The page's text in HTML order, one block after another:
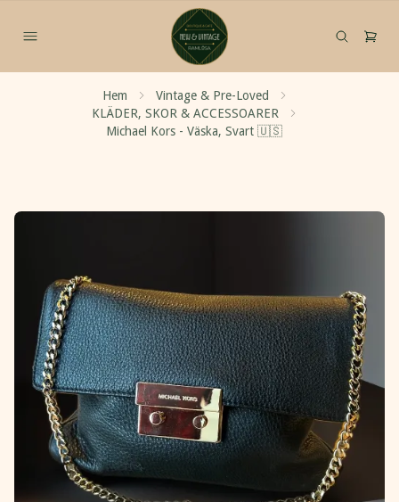
Hem
Vintage & Pre-Loved
KLÄDER, SKOR & ACCESSOARER
Michael Kors - Väska, Svart 🇺🇸